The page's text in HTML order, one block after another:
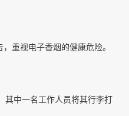
重视电子香烟的健康危险。
其中一名工作人员将其行李打